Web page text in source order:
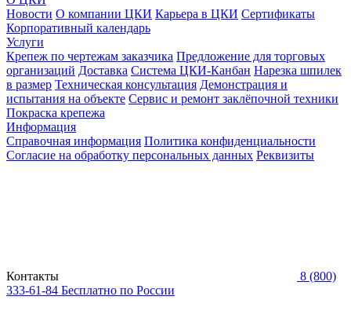
Новости О компании ЦКИ Карьера в ЦКИ Сертификаты
Корпоративный календарь
Услуги
Крепеж по чертежам заказчика Предложение для торговых
организаций Доставка Система ЦКИ-Канбан Нарезка шпилек
в размер Техническая консультация Демонстрация и
испытания на объекте Сервис и ремонт заклёпочной техники
Покраска крепежа
Информация
Справочная информация Политика конфиденциальности
Согласие на обработку персональных данных Реквизиты
Контакты
8 (800)
333-61-84 Бесплатно по России